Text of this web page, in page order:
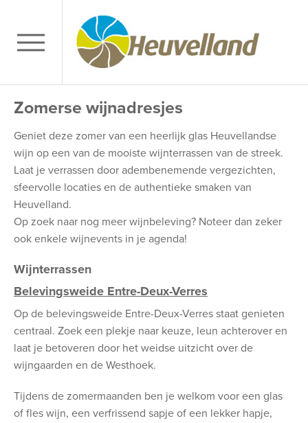
Zomerse wijnadresjes
Geniet deze zomer van een heerlijk glas Heuvellandse
wijn op een van de mooiste wijnterrassen van de streek.
Laat je verrassen door adembenemende vergezichten,
sfeervolle locaties en de authentieke smaken van
Heuvelland.
Op zoek naar nog meer wijnbeleving? Noteer dan zeker
ook enkele wijnevents in je agenda!
Wijnterrassen
Belevingsweide Entre-Deux-Verres
Op de belevingsweide Entre-Deux-Verres staat genieten
centraal. Zoek een plekje naar keuze, leun achterover en
laat je betoveren door het weidse uitzicht over de
wijngaarden en de Westhoek.
Tijdens de zomermaanden ben je welkom voor een glas
of fles wijn, een verfrissend sapje of een lekker hapje,